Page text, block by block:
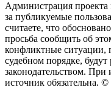
Администрация проекта
за публикуемые
считаете, что
просьба сообщить об
конфликтные ситуации,
судебном порядке, будут
законодательством. При
источник обязательна. ©